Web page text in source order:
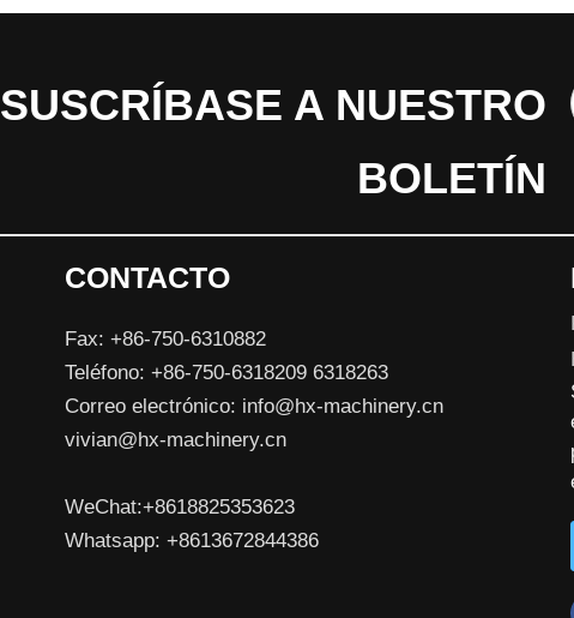
SUSCRÍBASE A NUESTRO
BOLETÍN
CONTACTO
Fax: +86-750-6310882
Teléfono: +86-750-6318209 6318263
Correo electrónico: info@hx-machinery.cn
vivian@hx-machinery.cn
WeChat:+8618825353623
Whatsapp: +8613672844386